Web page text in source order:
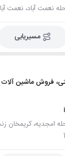
مسیریابی
فروش ماشین
منطقه 7، محله امجدیه،